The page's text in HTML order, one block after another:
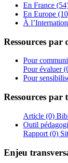
En France
En Europe
À
Ressources par
Pour
Pour évaluer
Pour
Ressources par
Article (0)
Outil
Rapport (0)
Enjeu